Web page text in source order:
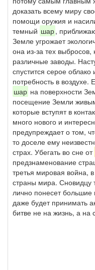
доказать всему миру
помощи оружия и
темный шар,
Земле угрожает
она из-за тех
различные заводы.
спустится серое
потребность в
шар на поверхности
посещение Земли
которые вступят в
много нового и
предупреждает о том,
то доселе ему
страх. Убегать во сне от
предзнаменование
третья мировая война,
страны мира. Сновидцу
лично понесет большие
даже будет принимать
битве не на жизнь, а на